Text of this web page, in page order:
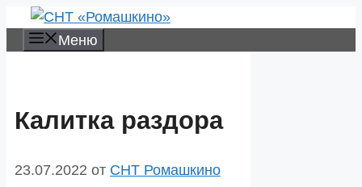
Перейти
Меню
Калитка раздора
23.07.2022 от СНТ Ромашкино